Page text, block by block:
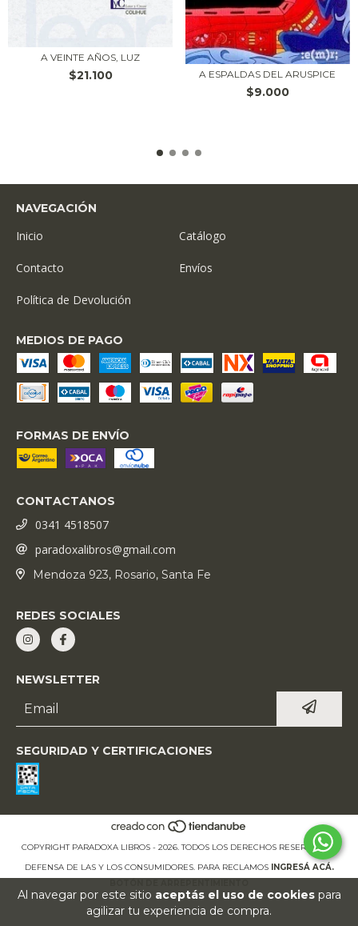
Al navegar por este sitio aceptás el uso de cookiespara
agilizar tu experiencia de compra.
A VEINTE AÑOS, LUZ
$21.100 A ESPALDAS DEL ARUSPICE
$9.000
NAVEGACIÓN
Inicio Catálogo
Contacto Envíos
Política de Devolución
MEDIOS DE PAGO
FORMAS DE ENVÍO
CONTACTANOS
0341 4518507
paradoxalibros@gmail.com
Mendoza 923, Rosario, Santa Fe
REDES SOCIALES
NEWSLETTER
SEGURIDAD Y CERTIFICACIONES
COPYRIGHT PARADOXA LIBROS - 2026. TODOS LOS DERECHOS RESERVADOS.
DEFENSA DE LAS Y LOS CONSUMIDORES. PARA RECLAMOS
INGRESÁ ACÁ.